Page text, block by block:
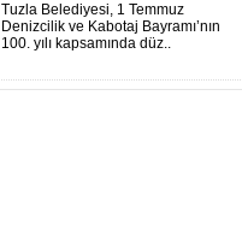
Tuzla Belediyesi, 1 Temmuz
Denizcilik ve Kabotaj Bayramı’nın
100. yılı kapsamında düz..